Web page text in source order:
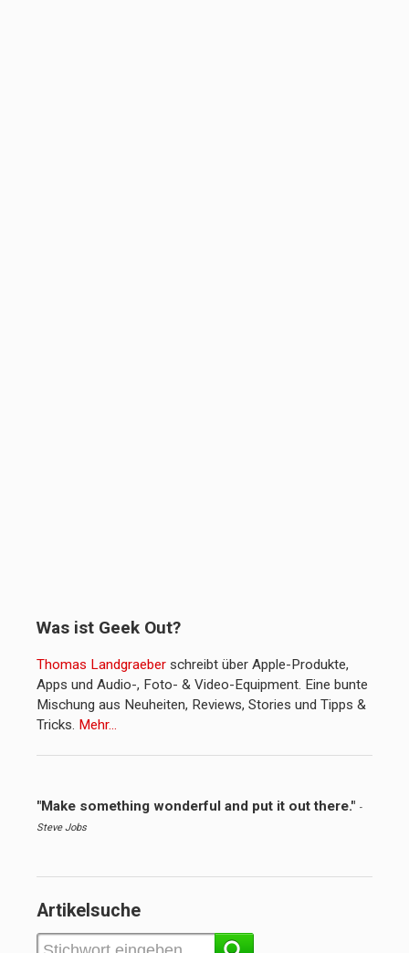
Was ist Geek Out?
Thomas Landgraeber schreibt über Apple-Produkte,
Apps und Audio-, Foto- & Video-Equipment. Eine bunte
Mischung aus Neuheiten, Reviews, Stories und Tipps &
Tricks. Mehr…
"Make something wonderful and put it out there." -
Steve Jobs
Artikelsuche